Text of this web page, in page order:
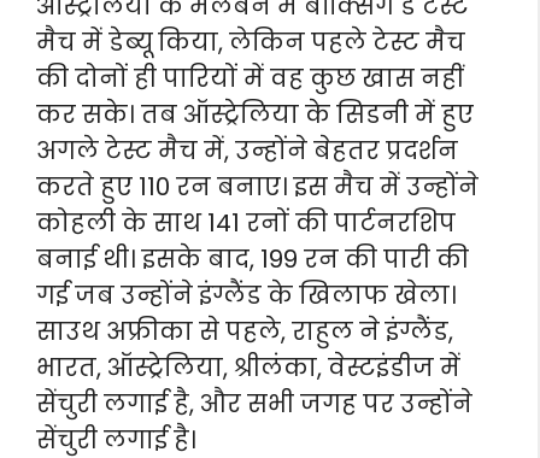
मैच में डेब्यू किया, लेकिन पहले टेस्ट मैच
की दोनों ही पारियों में वह कुछ खास नहीं
कर सके। तब ऑस्ट्रेलिया के सिडनी में हुए
अगले टेस्ट मैच में, उन्होंने बेहतर प्रदर्शन
करते हुए 110 रन बनाए। इस मैच में उन्होंने
कोहली के साथ 141 रनों की पार्टनरशिप
बनाई थी। इसके बाद, 199 रन की पारी की
गई जब उन्होंने इंग्लैंड के खिलाफ खेला।
साउथ अफ्रीका से पहले, राहुल ने इंग्लैंड,
भारत, ऑस्ट्रेलिया, श्रीलंका, वेस्टइंडीज में
सेंचुरी लगाई है, और सभी जगह पर उन्होंने
सेंचुरी लगाई है।